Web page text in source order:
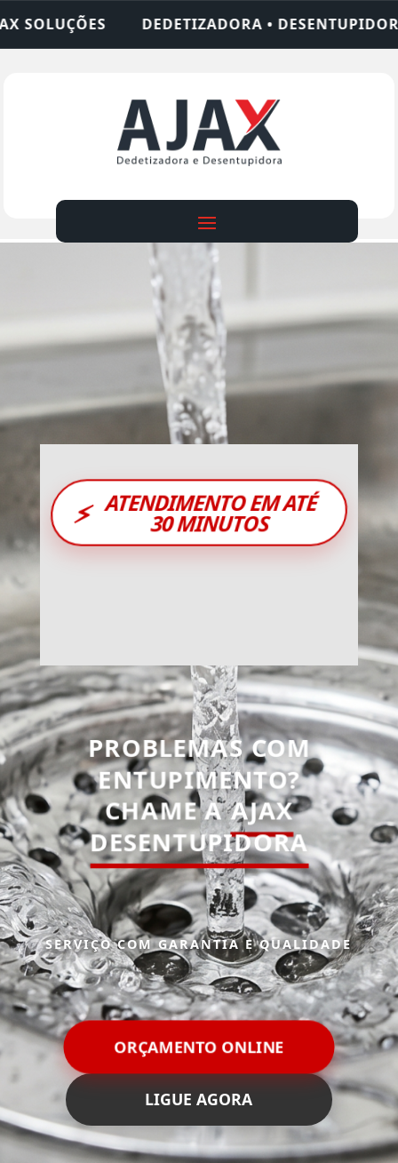
• DESENTUPIDORA • LIMPEZA DE FOSSA •
⚡ ATENDIMENTO EM ATÉ
30 MINUTOS
PROBLEMAS COM
ENTUPIMENTO?
CHAME AAJAX
DESENTUPIDORA
SERVIÇO COM GARANTIA E QUALIDADE
ORÇAMENTO ONLINE
LIGUE AGORA